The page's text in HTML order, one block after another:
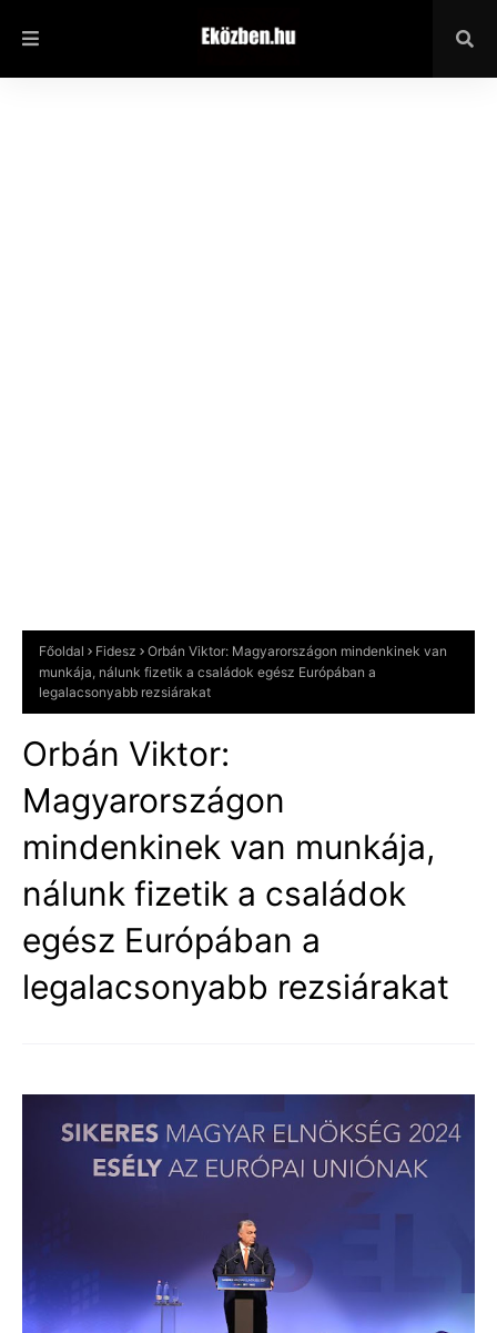
Főoldal Fidesz
Orbán Viktor: Magyarországon mindenkinek van
munkája, nálunk fizetik a családok egész Európában a
legalacsonyabb rezsiárakat
Orbán Viktor:
Magyarországon
mindenkinek van munkája,
nálunk fizetik a családok
egész Európában a
legalacsonyabb rezsiárakat